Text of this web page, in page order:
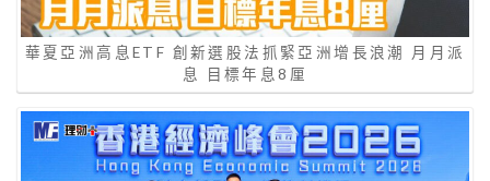
華夏亞洲高息ETF 創新選股法抓緊亞洲增長浪潮 月月派
息 目標年息8厘